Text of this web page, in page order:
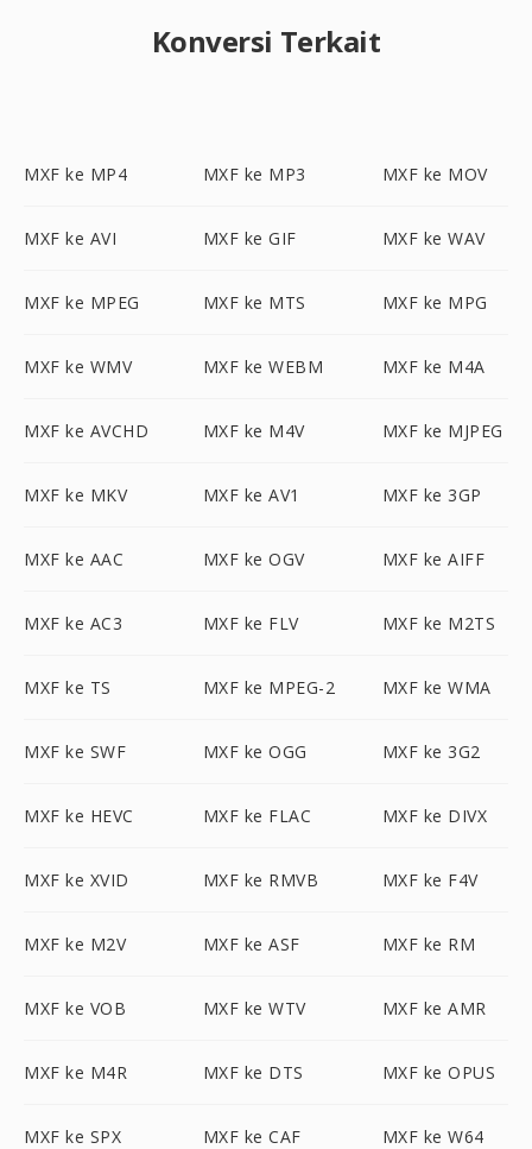
Konversi Terkait
MXF ke MP4 MXF ke MP3 MXF ke MOV
MXF ke AVI MXF ke GIF MXF ke WAV
MXF ke MPEG MXF ke MTS MXF ke MPG
MXF ke WMV MXF ke WEBM MXF ke M4A
MXF ke AVCHD MXF ke M4V MXF ke MJPEG
MXF ke MKV MXF ke AV1 MXF ke 3GP
MXF ke AAC MXF ke OGV MXF ke AIFF
MXF ke AC3 MXF ke FLV MXF ke M2TS
MXF ke TS MXF ke MPEG-2 MXF ke WMA
MXF ke SWF MXF ke OGG MXF ke 3G2
MXF ke HEVC MXF ke FLAC MXF ke DIVX
MXF ke XVID MXF ke RMVB MXF ke F4V
MXF ke M2V MXF ke ASF MXF ke RM
MXF ke VOB MXF ke WTV MXF ke AMR
MXF ke M4R MXF ke DTS MXF ke OPUS
MXF ke SPX MXF ke CAF MXF ke W64